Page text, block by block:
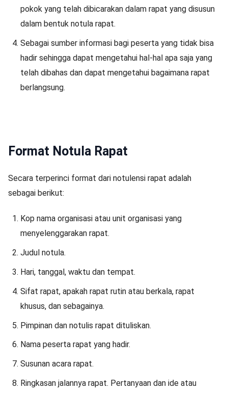
pokok yang telah dibicarakan dalam rapat yang disusun
dalam bentuk notula rapat.
Sebagai sumber informasi bagi peserta yang tidak bisa
hadir sehingga dapat mengetahui hal-hal apa saja yang
telah dibahas dan dapat mengetahui bagaimana rapat
berlangsung.
Format Notula Rapat
Secara terperinci format dari notulensi rapat adalah
sebagai berikut:
Kop nama organisasi atau unit organisasi yang
menyelenggarakan rapat.
Judul notula.
Hari, tanggal, waktu dan tempat.
Sifat rapat, apakah rapat rutin atau berkala, rapat
khusus, dan sebagainya.
Pimpinan dan notulis rapat dituliskan.
Nama peserta rapat yang hadir.
Susunan acara rapat.
Ringkasan jalannya rapat. Pertanyaan dan ide atau